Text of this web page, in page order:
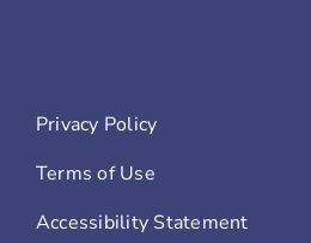
Privacy Policy
Terms of Use
Accessibility Statement